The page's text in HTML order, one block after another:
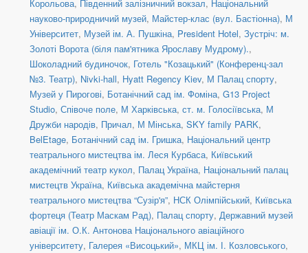
Корольова, Південний залізничний вокзал, Національний
науково-природничий музей, Майстер-клас (вул. Бастіонна), М
Університет, Музей ім. А. Пушкіна, President Hotel, Зустріч: м.
Золоті Ворота (біля пам'ятника Ярославу Мудрому).,
Шоколадний будиночок, Готель "Козацький" (Конференц-зал
№3. Театр), Nivki-hall, Hyatt Regency Kiev, М Палац спорту,
Музей у Пирогові, Ботанічний сад ім. Фоміна, G13 Project
Studio, Співоче поле, М Харківська, ст. м. Голосіївська, М
Дружби народів, Причал, М Мінська, SKY family PARK,
BelEtage, Ботанічний сад ім. Гришка, Національний центр
театрального мистецтва ім. Леся Курбаса, Київський
академічний театр кукол, Палац Україна, Національний палац
мистецтв Україна, Київська академічна майстерня
театрального мистецтва “Сузір'я”, НСК Олімпійський, Київська
фортеця (Театр Маскам Рад), Палац спорту, Державний музей
авіації ім. О.К. Антонова Національного авіаційного
університету, Галерея «Висоцький», МКЦ ім. І. Козловського,